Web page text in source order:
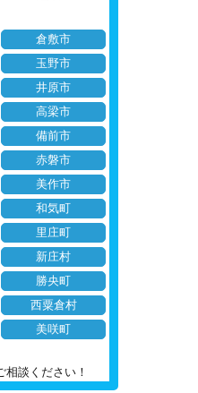
倉敷市
玉野市
井原市
高梁市
備前市
赤磐市
美作市
和気町
里庄町
新庄村
勝央町
西粟倉村
美咲町
相談ください！